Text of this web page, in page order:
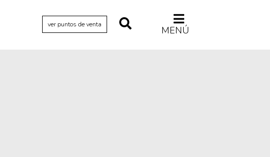
ver puntos de venta MENÚ